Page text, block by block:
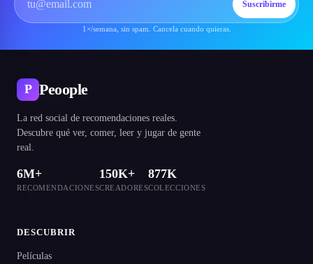
Suscribirme
1×/semana, sin spam. Cancela cuando quieras.
P Peoople
La red social de recomendaciones reales.
Descubre qué ver, comer, leer y jugar de gente
real.
6M+
RECOMENDACIONES
150K+
CREADORES
877K
COLECCIONES
DESCUBRIR
Películas